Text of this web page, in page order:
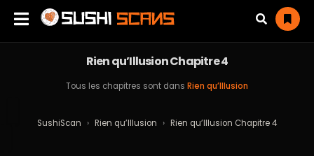
Rien qu’Illusion Chapitre 4
Tous les chapitres sont dans Rien qu’Illusion
SushiScan › Rien qu’Illusion › Rien qu’Illusion Chapitre 4